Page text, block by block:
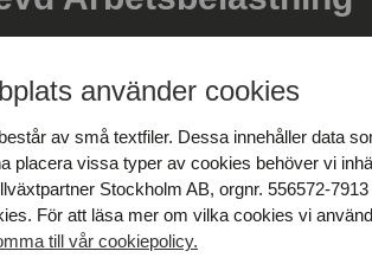
kan företag visa att de värdesätter
bland anställda, eftersom de känner
frånvaro och lägre personalomsättning.
arbetar
använder cookies
av små textfiler. Dessa innehåller data
placera vissa typer av cookies behöver vi
Stockholm AB, orgnr. 556572-
För att läsa mer om vilka cookies vi
till vår cookiepolicy.